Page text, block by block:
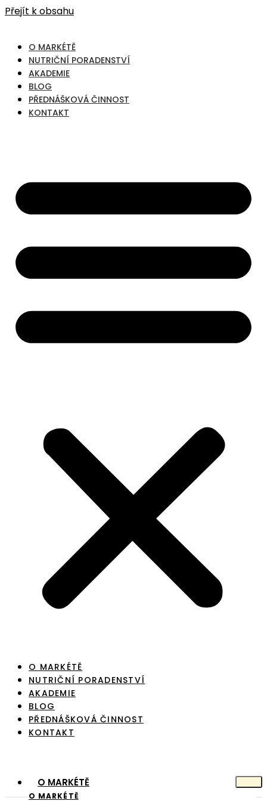
Přejít k obsahu
O MARKÉTĚ
NUTRIČNÍ PORADENSTVÍ
AKADEMIE
BLOG
PŘEDNÁŠKOVÁ ČINNOST
KONTAKT
O MARKÉTĚ
NUTRIČNÍ PORADENSTVÍ
AKADEMIE
BLOG
PŘEDNÁŠKOVÁ ČINNOST
KONTAKT
O MARKÉTĚ
O MARKÉTĚ